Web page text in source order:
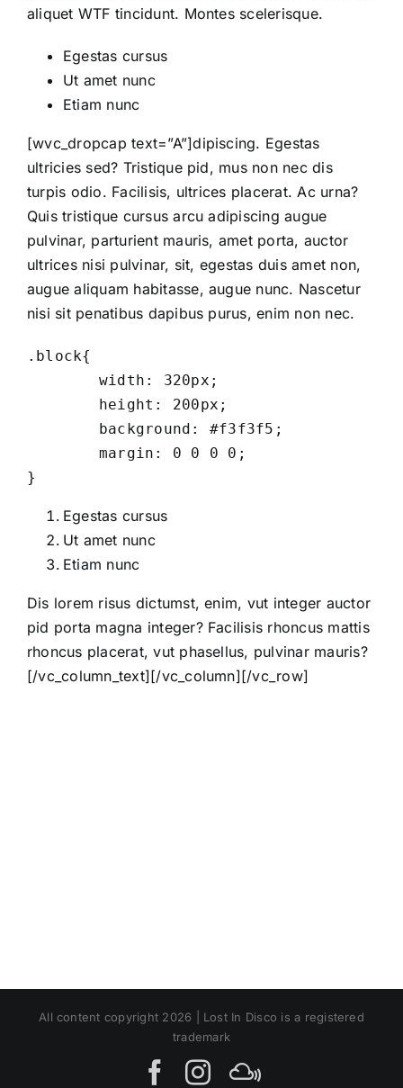
aliquet WTF tincidunt. Montes scelerisque.
Egestas cursus
Ut amet nunc
Etiam nunc
[wvc_dropcap text=”A”]dipiscing. Egestas
ultricies sed? Tristique pid, mus non nec dis
turpis odio. Facilisis, ultrices placerat. Ac urna?
Quis tristique cursus arcu adipiscing augue
pulvinar, parturient mauris, amet porta, auctor
ultrices nisi pulvinar, sit, egestas duis amet non,
augue aliquam habitasse, augue nunc. Nascetur
nisi sit penatibus dapibus purus, enim non nec.
.block{
}
Egestas cursus
Ut amet nunc
Etiam nunc
Dis lorem risus dictumst, enim, vut integer auctor
pid porta magna integer? Facilisis rhoncus mattis
rhoncus placerat, vut phasellus, pulvinar mauris?
[/vc_column_text][/vc_column][/vc_row]
All content copyright 2026 | Lost In Disco is a registered
trademark
Facebook
InstagramMIxcloud